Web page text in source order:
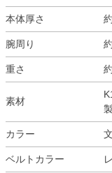
本体厚さ
腕周り
重さ
素材
カラー
ベルトカラー